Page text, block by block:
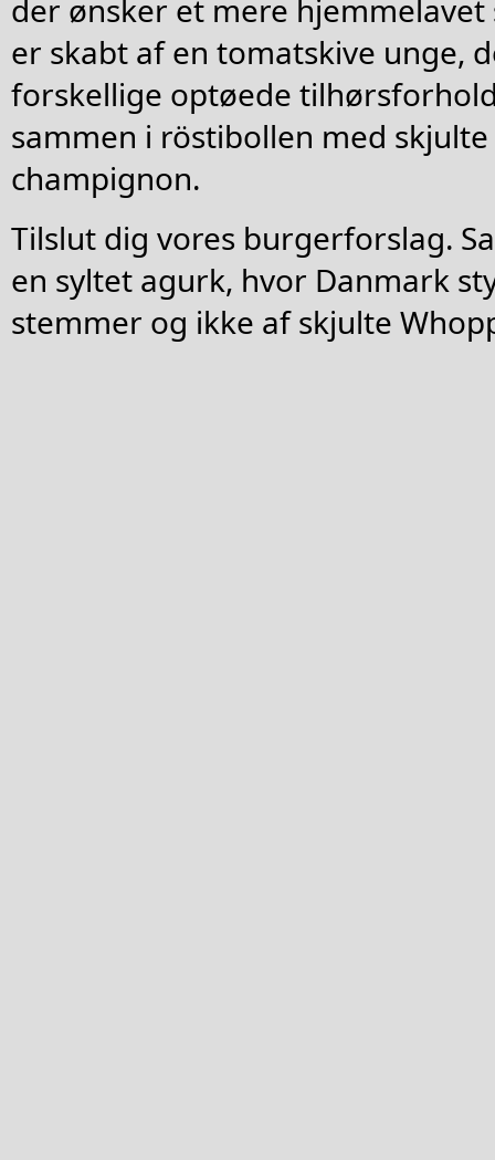
der ønsker et mere
er skabt af en tomatskive unge,
forskellige optøede
sammen i röstibollen med
champignon.
Tilslut dig vores burgerforslag.
en syltet agurk, hvor Danmark
stemmer og ikke af skjulte